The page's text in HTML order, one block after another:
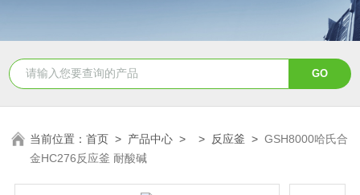
当前位置：首页 > 产品中心 > > 反应釜 >GSH8000哈氏合
金HC276反应釜 耐酸碱